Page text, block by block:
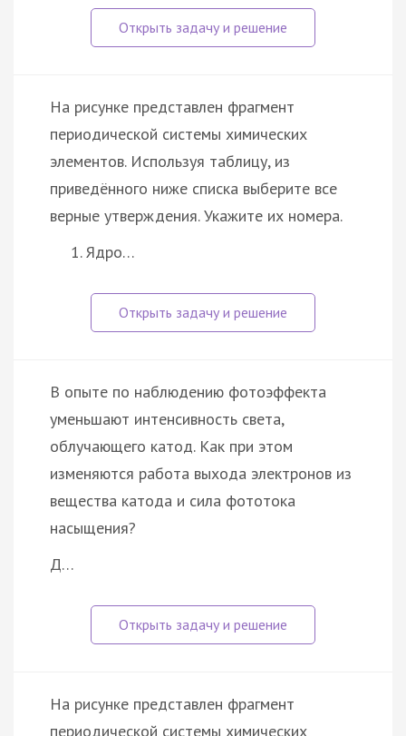
На рисунке представлен фрагмент
периодической системы химических
элементов. Используя таблицу, из
приведённого ниже списка выберите все
верные утверждения. Укажите их номера.
Ядро…
В опыте по наблюдению фотоэффекта
уменьшают интенсивность света,
облучающего катод. Как при этом
изменяются работа выхода электронов из
вещества катода и сила фототока
насыщения?
Д…
На рисунке представлен фрагмент
периодической системы химических